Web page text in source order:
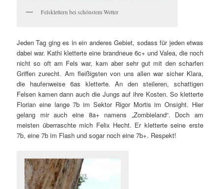
Felsklettern bei schönstem Wetter
Jeden Tag ging es in ein anderes Gebiet, sodass für jeden etwas
dabei war. Kathi kletterte eine brandneue 6c+ und Valea, die noch
nicht so oft am Fels war, kam aber sehr gut mit den scharfen
Griffen zurecht. Am fleißigsten von uns allen war sicher Klara,
die haufenweise 6as kletterte. An den steileren, schattigen
Felsen kamen dann auch die Jungs auf ihre Kosten. So kletterte
Florian eine lange 7b im Sektor Rigor Mortis im Onsight. Hier
gelang mir auch eine 8a+ namens „Zombieland“. Doch am
meisten überraschte mich Felix Hecht. Er kletterte seine erste
7b, eine 7b im Flash und sogar noch eine 7b+. Respekt!